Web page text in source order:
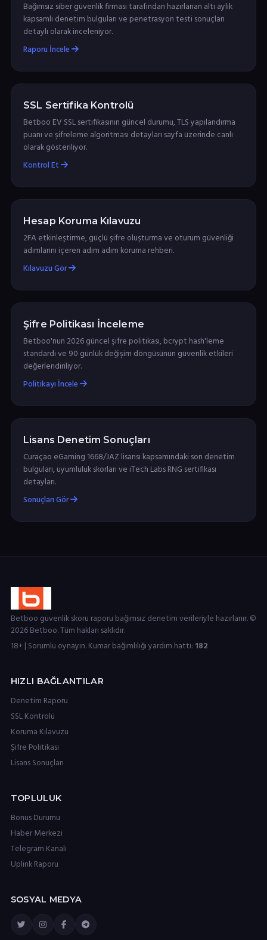
Bağımsız siber güvenlik firması tarafından hazırlanan altı aylık
kapsamlı denetim bulguları ve penetrasyon testi sonuçları
detaylı olarak inceleniyor.
Raporu İncele
SSL Sertifika Kontrolü
Betboo EV SSL sertifikasının güncel durumu, TLS yapılandırma
puanı ve şifreleme algoritması detayları sayfa üzerinde canlı
olarak gösteriliyor.
Kontrol Et
Hesap Koruma Kılavuzu
2FA etkinleştirme, güçlü şifre oluşturma ve oturum güvenliği
adımlarını içeren adım adım koruma rehberi.
Kılavuzu Gör
Şifre Politikası İnceleme
Betboo'nun 2026 güncel şifre politikası, bcrypt hash'leme
standardı ve 90 günlük değişim döngüsünün güvenlik etkileri
değerlendiriliyor.
Politikayı İncele
Lisans Denetim Sonuçları
Curaçao eGaming 1668/JAZ lisansı kapsamındaki son denetim
bulguları, uyumluluk skorları ve iTech Labs RNG sertifikası
detayları.
Sonuçları Gör
Betboo güvenlik skoru raporu bağımsız denetim verileriyle hazırlanır. ©
2026 Betboo. Tüm hakları saklıdır.
18+ | Sorumlu oynayın. Kumar bağımlılığı yardım hattı: 182
HIZLI BAĞLANTILAR
Denetim Raporu
SSL Kontrolü
Koruma Kılavuzu
Şifre Politikası
Lisans Sonuçları
TOPLULUK
Bonus Durumu
Haber Merkezi
Telegram Kanalı
Uplink Raporu
SOSYAL MEDYA